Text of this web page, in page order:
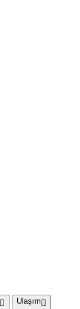
Ulaşım